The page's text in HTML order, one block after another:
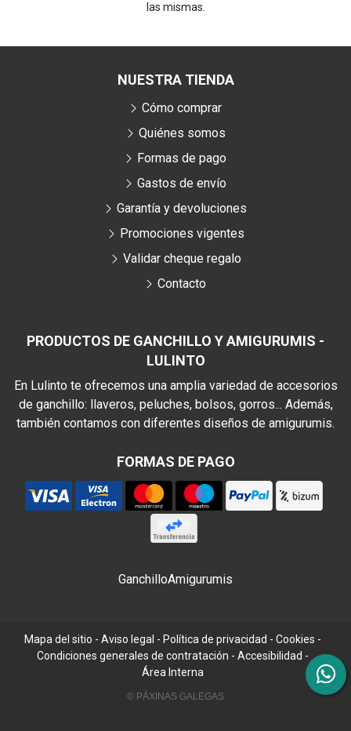
las mismas.
PRODUCTOS DE GANCHILLO Y AMIGURUMIS -
LULINTO
En Lulinto te ofrecemos una amplia variedad de accesorios
de ganchillo: llaveros, peluches, bolsos, gorros... Además,
también contamos con diferentes diseños de amigurumis.
FORMAS DE PAGO
NUESTRA TIENDA
Cómo comprar
Quiénes somos
Formas de pago
Gastos de envío
Garantía y devoluciones
Promociones vigentes
Validar cheque regalo
Contacto
GanchilloAmigurumis
Mapa del sitio - Aviso legal - Política de privacidad - Cookies -
Condiciones generales de contratación - Accesibilidad -
Área Interna
© PÁXINAS GALEGAS